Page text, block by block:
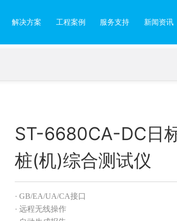
解决方案 工程案例 服务支持 新闻资讯
ST-6680CA-DC日
桩(机)综合测试仪
· GB/EA/UA/CA接口
· 远程无线操作